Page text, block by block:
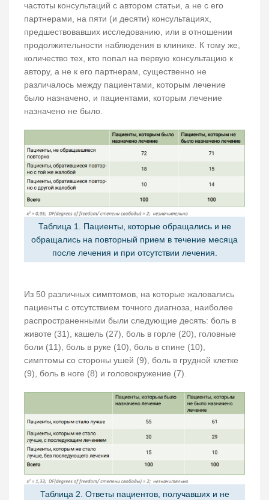
частоты консультаций с автором статьи, а не с его
партнерами, на пяти (и десяти) консультациях,
предшествовавших исследованию, или в отношении
продолжительности наблюдения в клинике. К тому же,
количество тех, кто попал на первую консультацию к
автору, а не к его партнерам, существенно не
различалось между пациентами, которым лечение
было назначено, и пациентами, которым лечение
назначено не было.
Таблица 1. Пациенты, которые обращались и не
обращались на повторный прием в течение месяца
после лечения и при отсутствии лечения.
Из 50 различных симптомов, на которые жаловались
пациенты с отсутствием точного диагноза, наиболее
распространенными были следующие десять: боль в
животе (31), кашель (27), боль в горле (20), головные
боли (11), боль в руке (10), боль в спине (10),
симптомы со стороны ушей (9), боль в грудной клетке
(9), боль в ноге (8) и головокружение (7).
Таблица 2. Ответы пациентов, получавших и не